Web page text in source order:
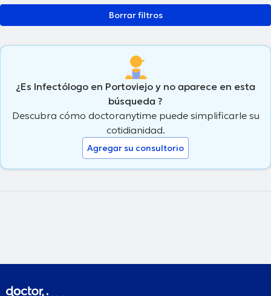
Borrar filtros
¿Es Infectólogo en Portoviejo y no aparece en esta
búsqueda ?
Descubra cómo doctoranytime puede simplificarle su
cotidianidad.
Agregar su consultorio